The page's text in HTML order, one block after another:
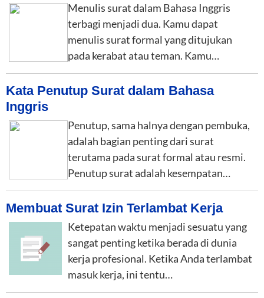
Menulis surat dalam Bahasa Inggris
terbagi menjadi dua. Kamu dapat
menulis surat formal yang ditujukan
pada kerabat atau teman. Kamu…
Kata Penutup Surat dalam Bahasa
Inggris
Penutup, sama halnya dengan pembuka,
adalah bagian penting dari surat
terutama pada surat formal atau resmi.
Penutup surat adalah kesempatan…
Membuat Surat Izin Terlambat Kerja
Ketepatan waktu menjadi sesuatu yang
sangat penting ketika berada di dunia
kerja profesional. Ketika Anda terlambat
masuk kerja, ini tentu…